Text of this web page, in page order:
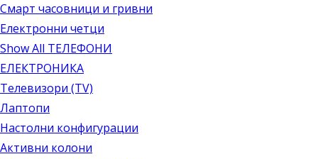
Смарт часовници и гривни
Електронни четци
Show All ТЕЛЕФОНИ
ЕЛЕКТРОНИКА
Телевизори (TV)
Лаптопи
Настолни конфигурации
Активни колони